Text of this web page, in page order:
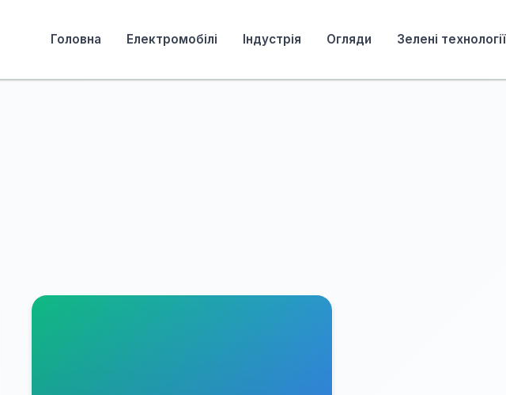
Головна Електромобілі Індустрія Огляди Зелені технології